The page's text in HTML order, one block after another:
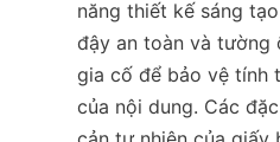
năng thiết kế sáng
đậy an toàn và tường
gia cố để bảo vệ tính
của nội dung. Các